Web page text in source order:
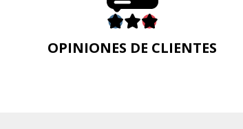
OPINIONES DE CLIENTES